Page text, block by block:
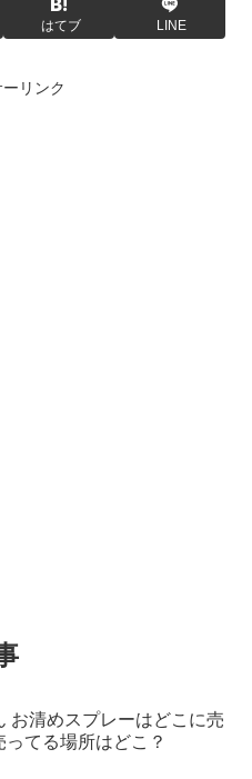
はてブ LINE
リンク
お清めスプレーはどこに売
ってる場所はどこ？